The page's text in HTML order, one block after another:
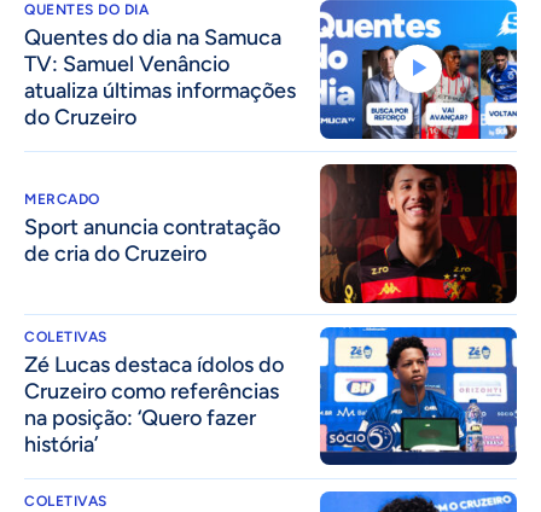
QUENTES DO DIA
Quentes do dia na Samuca
TV: Samuel Venâncio
atualiza últimas informações
do Cruzeiro
MERCADO
Sport anuncia contratação
de cria do Cruzeiro
COLETIVAS
Zé Lucas destaca ídolos do
Cruzeiro como referências
na posição: ‘Quero fazer
história’
COLETIVAS